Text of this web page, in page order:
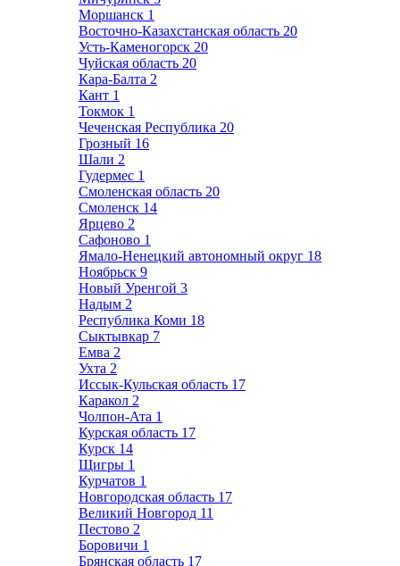
Моршанск 1
Восточно-Казахстанская область 20
Усть-Каменогорск 20
Чуйская область 20
Кара-Балта 2
Кант 1
Токмок 1
Чеченская Республика 20
Грозный 16
Шали 2
Гудермес 1
Смоленская область 20
Смоленск 14
Ярцево 2
Сафоново 1
Ямало-Ненецкий автономный округ 18
Ноябрьск 9
Новый Уренгой 3
Надым 2
Республика Коми 18
Сыктывкар 7
Емва 2
Ухта 2
Иссык-Кульская область 17
Каракол 2
Чолпон-Ата 1
Курская область 17
Курск 14
Щигры 1
Курчатов 1
Новгородская область 17
Великий Новгород 11
Пестово 2
Боровичи 1
Брянская область 17